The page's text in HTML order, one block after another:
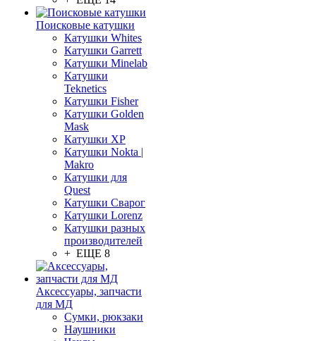
Поисковые катушки
Катушки Whites
Катушки Garrett
Катушки Minelab
Катушки
Teknetics
Катушки Fisher
Катушки Golden
Mask
Катушки XP
Катушки Nokta |
Makro
Катушки для
Quest
Катушки Сварог
Катушки Lorenz
Катушки разных
производителей
+ ЕЩЕ 8
Аксессуары, запчасти
для МД
Сумки, рюкзаки
Наушники